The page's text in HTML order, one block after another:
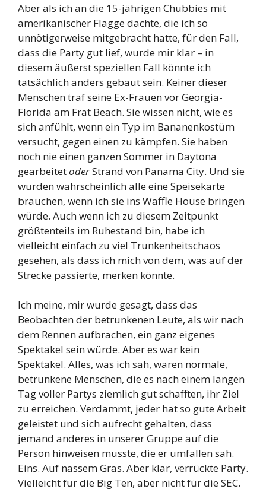
Aber als ich an die 15-jährigen Chubbies mit
amerikanischer Flagge dachte, die ich so
unnötigerweise mitgebracht hatte, für den Fall,
dass die Party gut lief, wurde mir klar – in
diesem äußerst speziellen Fall könnte ich
tatsächlich anders gebaut sein. Keiner dieser
Menschen traf seine Ex-Frauen vor Georgia-
Florida am Frat Beach. Sie wissen nicht, wie es
sich anfühlt, wenn ein Typ im Bananenkostüm
versucht, gegen einen zu kämpfen. Sie haben
noch nie einen ganzen Sommer in Daytona
gearbeitetoderStrand von Panama City. Und sie
würden wahrscheinlich alle eine Speisekarte
brauchen, wenn ich sie ins Waffle House bringen
würde. Auch wenn ich zu diesem Zeitpunkt
größtenteils im Ruhestand bin, habe ich
vielleicht einfach zu viel Trunkenheitschaos
gesehen, als dass ich mich von dem, was auf der
Strecke passierte, merken könnte.
Ich meine, mir wurde gesagt, dass das
Beobachten der betrunkenen Leute, als wir nach
dem Rennen aufbrachen, ein ganz eigenes
Spektakel sein würde. Aber es war kein
Spektakel. Alles, was ich sah, waren normale,
betrunkene Menschen, die es nach einem langen
Tag voller Partys ziemlich gut schafften, ihr Ziel
zu erreichen. Verdammt, jeder hat so gute Arbeit
geleistet und sich aufrecht gehalten, dass
jemand anderes in unserer Gruppe auf die
Person hinweisen musste, die er umfallen sah.
Eins. Auf nassem Gras. Aber klar, verrückte Party.
Vielleicht für die Big Ten, aber nicht für die SEC.